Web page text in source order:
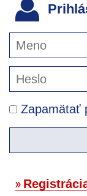
Zapamätať